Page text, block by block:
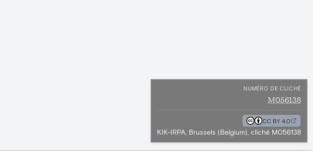
NUMÉRO DE CLICHÉ
M056138
CC BY 4.0
KIK-IRPA, Brussels (Belgium), cliché M056138